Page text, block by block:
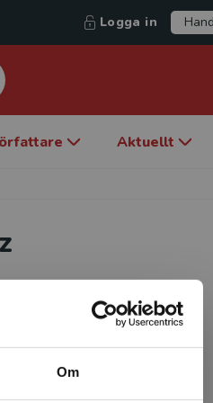
Om
Logga in
Aktuellt
Clinical Psychology,
Catholic University of
a doctoral student in
families, and cultures at